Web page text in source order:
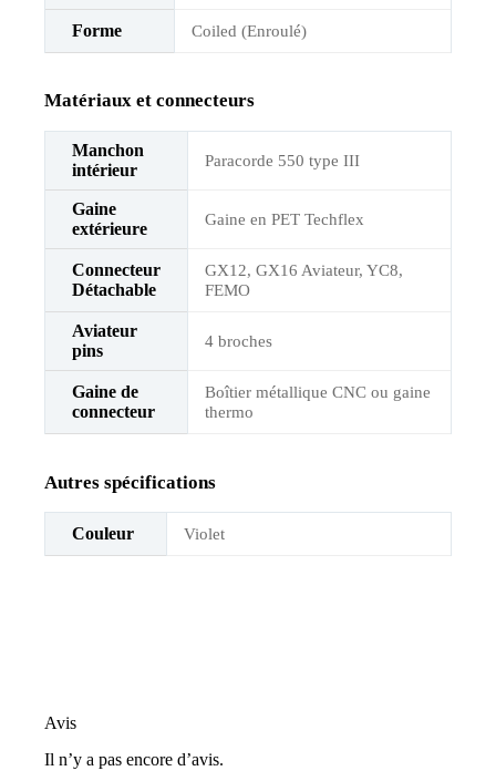
Forme Coiled (Enroulé)
Matériaux et connecteurs
Manchon
intérieur
Paracorde 550 type III
Gaine
extérieure
Gaine en PET Techflex
Connecteur
Détachable
GX12, GX16 Aviateur, YC8,
FEMO
Aviateur
pins
4 broches
Gaine de
connecteur
Boîtier métallique CNC ou gaine
thermo
Autres spécifications
Couleur Violet
Avis
Il n’y a pas encore d’avis.